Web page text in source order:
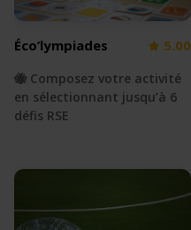
Éco’lympiades 5.00
🐝 Composez votre activité
en sélectionnant jusqu’à 6
défis RSE